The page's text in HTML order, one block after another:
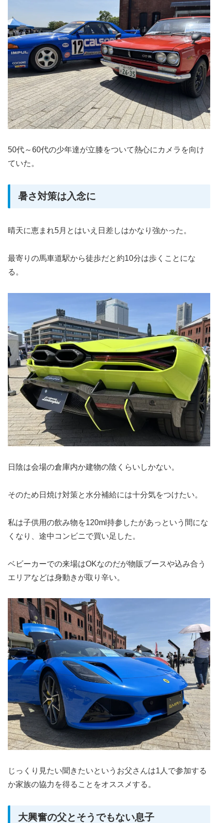
50代～60代の少年達が立膝をついて熱心にカメラを向け
ていた。
暑さ対策は入念に
晴天に恵まれ5月とはいえ日差しはかなり強かった。
最寄りの馬車道駅から徒歩だと約10分は歩くことにな
る。
日陰は会場の倉庫内か建物の陰くらいしかない。
そのため日焼け対策と水分補給には十分気をつけたい。
私は子供用の飲み物を120ml持参したがあっという間にな
くなり、途中コンビニで買い足した。
ベビーカーでの来場はOKなのだが物販ブースや込み合う
エリアなどは身動きが取り辛い。
じっくり見たい聞きたいというお父さんは1人で参加する
か家族の協力を得ることをオススメする。
大興奮の父とそうでもない息子